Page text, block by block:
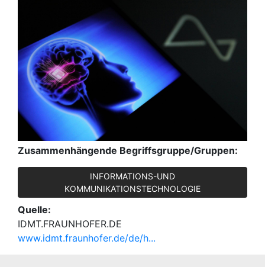
Zusammenhängende Begriffsgruppe/Gruppen:
INFORMATIONS-UND
KOMMUNIKATIONSTECHNOLOGIE
Quelle:
IDMT.FRAUNHOFER.DE
www.idmt.fraunhofer.de/de/h...